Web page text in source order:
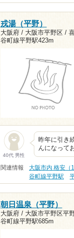
戎湯（平野）
大阪府 / 大阪市平野区 /
谷町線平野駅423m
40代 男性
昨年に引き
んになって
関連情報 大阪市内 格安（
谷町線平野駅
朝日温泉（平野）
大阪府 / 大阪市平野区平
谷町線平野駅685m